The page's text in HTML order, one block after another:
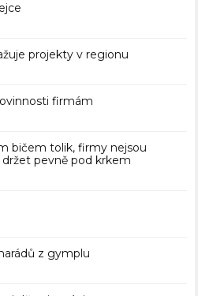
projekty v regionu
firmám
bičem tolik, firmy nejsou
pevně pod krkem
z gymplu